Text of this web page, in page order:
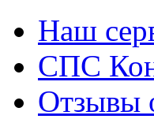
Наш
СПС
Отзывы